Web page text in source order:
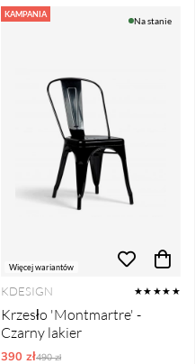
KAMPANIA
Więcej wariantów
Na stanie
KDESIGN ★★★★★
Krzesło 'Montmartre' -
Czarny lakier
390 złOrdynarne ceny:
490 zł